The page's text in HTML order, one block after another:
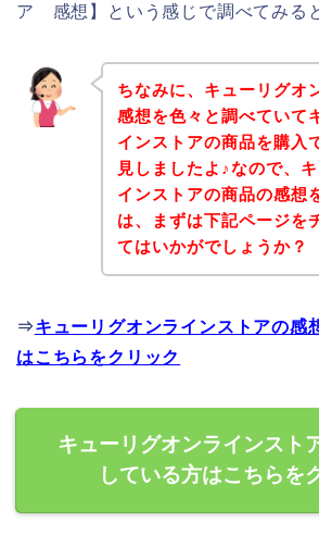
ア 感想】という感じで調べてみる
ちなみに、キューリグオ
感想を色々と調べていて
インストアの商品を購入
見しましたよ♪なので、
インストアの商品の感想
は、まずは下記ページを
てはいかがでしょうか？
⇒キューリグオンラインストアの感
はこちらをクリック
キューリグオンラインスト
している方はこちらを